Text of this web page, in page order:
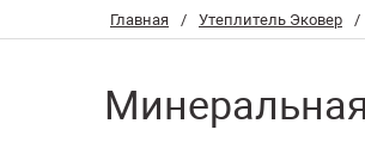
Главная / Утеплитель Эковер /